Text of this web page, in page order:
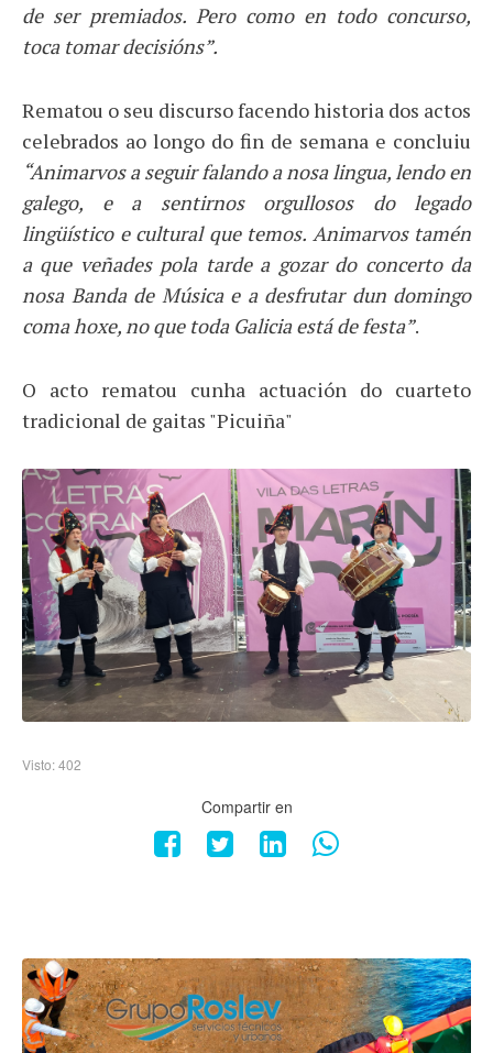
de ser premiados. Pero como en todo concurso,
toca tomar decisións”.
Rematou o seu discurso facendo historia dos actos
celebrados ao longo do fin de semana e concluiu
“Animarvos a seguir falando a nosa lingua, lendo en
galego, e a sentirnos orgullosos do legado
lingüístico e cultural que temos. Animarvos tamén
a que veñades pola tarde a gozar do concerto da
nosa Banda de Música e a desfrutar dun domingo
coma hoxe, no que toda Galicia está de festa”.
O acto rematou cunha actuación do cuarteto
tradicional de gaitas "Picuiña"
Visto: 402
Compartir en